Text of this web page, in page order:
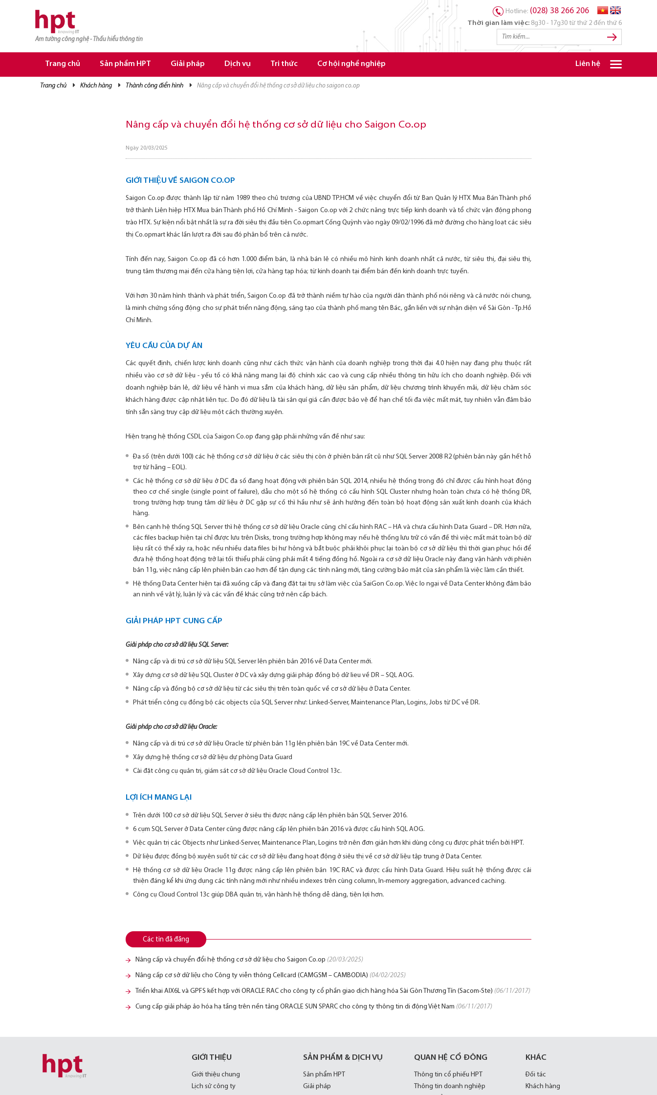
Am tường công nghệ - Thấu hiểu thông tin
Hotline: (028) 38 266 206
Thời gian làm việc: 8g30 - 17g30 từ thứ 2 đến thứ 6
Trang chủ Sản phẩm HPT Giải pháp Dịch vụ Tri thức Cơ hội nghề nghiệp Liên hệ
trang chủ khách hàng thành công điển hình nâng cấp và chuyển đổi hệ thống cơ sở dữ liệu cho saigon co.op
Nâng cấp và chuyển đổi hệ thống cơ sở dữ liệu cho Saigon Co.op
Ngày 20/03/2025
GIỚI THIỆU VỀ SAIGON CO.OP
Saigon Co.op được thành lập từ năm 1989 theo chủ trương của UBND TP.HCM về việc chuyển đổi từ Ban Quản lý HTX Mua Bán Thành phố
trở thành Liên hiệp HTX Mua bán Thành phố Hồ Chí Minh - Saigon Co.op với 2 chức năng trực tiếp kinh doanh và tổ chức vận động phong
trào HTX. Sự kiện nổi bật nhất là sự ra đời siêu thị đầu tiên Co.opmart Cống Quỳnh vào ngày 09/02/1996 đã mở đường cho hàng loạt các siêu
thị Co.opmart khác lần lượt ra đời sau đó phân bổ trên cả nước.
Tính đến nay, Saigon Co.op đã có hơn 1.000 điểm bán, là nhà bán lẻ có nhiều mô hình kinh doanh nhất cả nước, từ siêu thị, đại siêu thị,
trung tâm thương mại đến cửa hàng tiện lợi, cửa hàng tạp hóa; từ kinh doanh tại điểm bán đến kinh doanh trực tuyến.
Với hơn 30 năm hình thành và phát triển, Saigon Co.op đã trở thành niềm tự hào của người dân thành phố nói riêng và cả nước nói chung,
là minh chứng sống động cho sự phát triển năng động, sáng tạo của thành phố mang tên Bác, gắn liền với sự nhận diện về Sài Gòn - Tp.Hồ
Chí Minh.
YÊU CẦU CỦA DỰ ÁN
Các quyết định, chiến lược kinh doanh cũng như cách thức vận hành của doanh nghiệp trong thời đại 4.0 hiện nay đang phụ thuộc rất
nhiều vào cơ sở dữ liệu - yếu tố có khả năng mang lại độ chính xác cao và cung cấp nhiều thông tin hữu ích cho doanh nghiệp. Đối với
doanh nghiệp bán lẻ, dữ liệu về hành vi mua sắm của khách hàng, dữ liệu sản phẩm, dữ liệu chương trình khuyến mãi, dữ liệu chăm sóc
khách hàng được cập nhật liên tục. Do đó dữ liệu là tài sản quí giá cần được bảo vệ để hạn chế tối đa việc mất mát, tuy nhiên vẫn đảm bảo
tính sẵn sàng truy cập dữ liệu một cách thường xuyên.
Hiện trạng hệ thống CSDL của Saigon Co.op đang gặp phải những vấn đề như sau:
Đa số (trên dưới 100) các hệ thống cơ sở dữ liệu ở các siêu thị còn ở phiên bản rất cũ như SQL Server 2008 R2 (phiên bản này gần hết hỗ
trợ từ hãng – EOL).
Các hệ thống cơ sở dữ liệu ở DC đa số đang hoạt động với phiên bản SQL 2014, nhiều hệ thống trong đó chỉ được cấu hình hoạt động
theo cơ chế single (single point of failure), dẫu cho một số hệ thống có cấu hình SQL Cluster nhưng hoàn toàn chưa có hệ thống DR,
trong trường hợp trung tâm dữ liệu ở DC gặp sự cố thì hầu như sẽ ảnh hưởng đến toàn bộ hoạt động sản xuất kinh doanh của khách
hàng.
Bên cạnh hệ thống SQL Server thì hệ thống cơ sở dữ liệu Oracle cũng chỉ cấu hình RAC – HA và chưa cấu hình Data Guard – DR. Hơn nữa,
các files backup hiện tại chỉ được lưu trên Disks, trong trường hợp không may nếu hệ thống lưu trữ có vấn đề thì việc mất mát toàn bộ dữ
liệu rất có thể xảy ra, hoặc nếu nhiều data files bị hư hỏng và bắt buộc phải khôi phục lại toàn bộ cơ sở dữ liệu thì thời gian phục hồi để
đưa hệ thống hoạt động trở lại tối thiểu phải cũng phải mất 4 tiếng đồng hồ. Ngoài ra cơ sở dữ liệu Oracle này đang vận hành với phiên
bản 11g, việc nâng cấp lên phiên bản cao hơn để tận dụng các tính năng mới, tăng cường bảo mật của sản phẩm là việc làm cần thiết.
Hệ thống Data Center hiện tại đã xuống cấp và đang đặt tại trụ sở làm việc của SaiGon Co.op. Việc lo ngại về Data Center không đảm bảo
an ninh về vật lý, luận lý và các vấn đề khác cũng trở nên cấp bách.
GIẢI PHÁP HPT CUNG CẤP
Giải pháp cho cơ sở dữ liệu SQL Server:
Nâng cấp và di trú cơ sở dữ liệu SQL Server lên phiên bản 2016 về Data Center mới.
Xây dựng cơ sở dữ liệu SQL Cluster ở DC và xây dựng giải pháp đồng bộ dữ lieu về DR – SQL AOG.
Nâng cấp và đồng bộ cơ sở dữ liệu từ các siêu thị trên toàn quốc về cơ sở dữ liệu ở Data Center.
Phát triển công cụ đồng bộ các objects của SQL Server như: Linked-Server, Maintenance Plan, Logins, Jobs từ DC về DR.
Giải pháp cho cơ sở dữ liệu Oracle:
Nâng cấp và di trú cơ sở dữ liệu Oracle từ phiên bản 11g lên phiên bản 19C về Data Center mới.
Xây dựng hệ thống cơ sở dữ liệu dự phòng Data Guard
Cài đặt công cụ quản trị, giám sát cơ sở dữ liệu Oracle Cloud Control 13c.
LỢI ÍCH MANG LẠI
Trên dưới 100 cơ sở dữ liệu SQL Server ở siêu thị được nâng cấp lên phiên bản SQL Server 2016.
6 cụm SQL Server ở Data Center cũng được nâng cấp lên phiên bản 2016 và được cấu hình SQL AOG.
Việc quản trị các Objects như Linked-Server, Maintenance Plan, Logins trở nên đơn giản hơn khi dùng công cụ được phát triển bởi HPT.
Dữ liệu được đồng bộ xuyên suốt từ các cơ sở dữ liệu đang hoạt động ở siêu thị về cơ sở dữ liệu tập trung ở Data Center.
Hệ thống cơ sở dữ liệu Oracle 11g được nâng cấp lên phiên bản 19C RAC và được cấu hình Data Guard. Hiệu suất hệ thống được cải
thiện đáng kể khi ứng dụng các tính năng mới như nhiều indexes trên cùng column, In-memory aggregation, advanced caching.
Công cụ Cloud Control 13c giúp DBA quản trị, vận hành hệ thống dễ dàng, tiện lợi hơn.
Các tin đã đăng
Nâng cấp và chuyển đổi hệ thống cơ sở dữ liệu cho Saigon Co.op (20/03/2025)
Nâng cấp cơ sở dữ liệu cho Công ty viễn thông Cellcard (CAMGSM – CAMBODIA) (04/02/2025)
Triển khai AIX6L và GPFS kết hợp với ORACLE RAC cho công ty cổ phần giao dịch hàng hóa Sài Gòn Thương Tín (Sacom-Ste) (06/11/2017)
Cung cấp giải pháp ảo hóa hạ tầng trên nền tảng ORACLE SUN SPARC cho công ty thông tin di động Việt Nam (06/11/2017)
GIỚI THIỆU
Giới thiệu chung
Lịch sử công ty
SẢN PHẨM & DỊCH VỤ
Sản phẩm HPT
Giải pháp
QUAN HỆ CỔ ĐÔNG
Thông tin cổ phiếu HPT
Thông tin doanh nghiệp
KHÁC
Đối tác
Khách hàng
TRANG CHỦ
TRANG CHỦ